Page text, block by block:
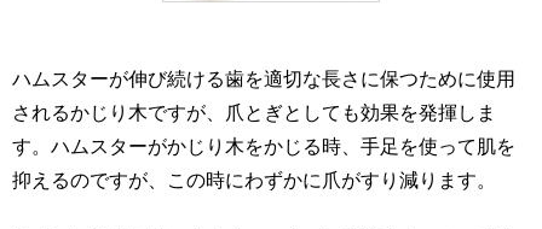
ハムスターが伸び続ける歯を適切な長さに保つために使用
されるかじり木ですが、爪とぎとしても効果を発揮しま
す。ハムスターがかじり木をかじる時、手足を使って肌を
抑えるのですが、この時にわずかに爪がすり減ります。